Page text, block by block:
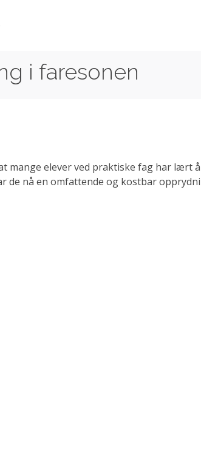
i faresonen
mange elever ved praktiske fag har lært
de nå en omfattende og kostbar